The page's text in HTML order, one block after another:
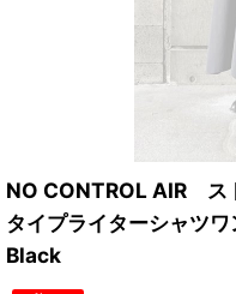
NO CONTROL AIR ス
タイプライターシャツ
Black